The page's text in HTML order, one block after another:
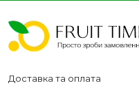
Доставка та оплата